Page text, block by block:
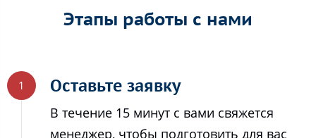
Этапы работы с нами
Оставьте заявку
В течение 15 минут с вами свяжется
менеджер, чтобы подготовить для вас